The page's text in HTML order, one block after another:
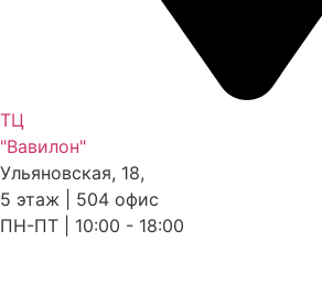
ТЦ
"Вавилон"
Ульяновская, 18,
5 этаж | 504 офис
ПН-ПТ | 10:00 - 18:00